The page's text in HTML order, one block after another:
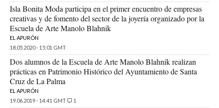
Isla Bonita Moda participa en el primer encuentro de empresas
creativas y de fomento del sector de la joyería organizado por la
Escuela de Arte Manolo Blahnik
EL APURÓN
18.05.2020 - 15:01 GMT
Dos alumnos de la Escuela de Arte Manolo Blahnik realizan
prácticas en Patrimonio Histórico del Ayuntamiento de Santa
Cruz de La Palma
EL APURÓN
19.06.2019 - 14:41 GMT
1